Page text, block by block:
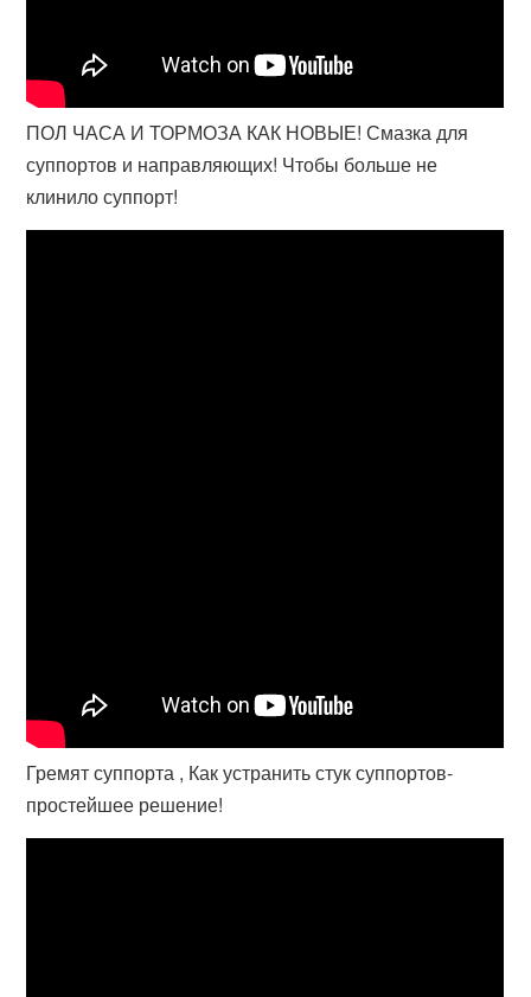
ПОЛ ЧАСА И ТОРМОЗА КАК НОВЫЕ! Смазка для
суппортов и направляющих! Чтобы больше не
клинило суппорт!
Гремят суппорта , Как устранить стук суппортов-
простейшее решение!